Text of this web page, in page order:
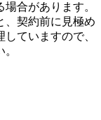
合があります。
、契約前に見極め
ていますので、